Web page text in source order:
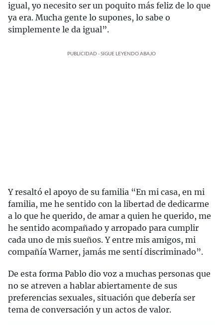
igual, yo necesito ser un poquito más feliz de lo que
ya era. Mucha gente lo supones, lo sabe o
simplemente le da igual”.
PUBLICIDAD - SIGUE LEYENDO ABAJO
Y resaltó el apoyo de su familia “En mi casa, en mi
familia, me he sentido con la libertad de dedicarme
a lo que he querido, de amar a quien he querido, me
he sentido acompañado y arropado para cumplir
cada uno de mis sueños. Y entre mis amigos, mi
compañía Warner, jamás me sentí discriminado”.
De esta forma Pablo dio voz a muchas personas que
no se atreven a hablar abiertamente de sus
preferencias sexuales, situación que debería ser
tema de conversación y un actos de valor.